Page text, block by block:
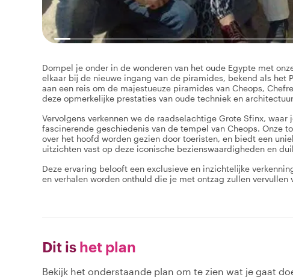
Dompel je onder in de wonderen van het oude Egypte met
elkaar bij de nieuwe ingang van de piramides, bekend als het
aan een reis om de majestueuze piramides van Cheops,
deze opmerkelijke prestaties van oude techniek en
Vervolgens verkennen we de raadselachtige Grote Sfinx,
fascinerende geschiedenis van de tempel van Cheops. Onze
over het hoofd worden gezien door toeristen, en biedt een
uitzichten vast op deze iconische bezienswaardigheden en
Deze ervaring belooft een exclusieve en inzichtelijke
en verhalen worden onthuld die je met ontzag zullen vervullen
Dit is het plan
Bekijk het onderstaande plan om te zien wat je gaat